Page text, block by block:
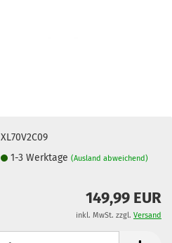
XL70V2C09
1-3 Werktage(Ausland abweichend)
149,99 EUR
inkl. MwSt. zzgl. Versand